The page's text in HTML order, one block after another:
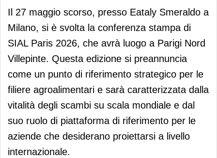
Sial Parigi 2026, via libera al
principale appuntamento mondiale
dell'alimentare
Il 27 maggio scorso, presso Eataly Smeraldo a
Milano, si è svolta la conferenza stampa di
SIAL Paris 2026, che avrà luogo a Parigi Nord
Villepinte. Questa edizione si preannuncia
come un punto di riferimento strategico per le
filiere agroalimentari e sarà caratterizzata dalla
vitalità degli scambi su scala mondiale e dal
suo ruolo di piattaforma di riferimento per le
aziende che desiderano proiettarsi a livello
internazionale.